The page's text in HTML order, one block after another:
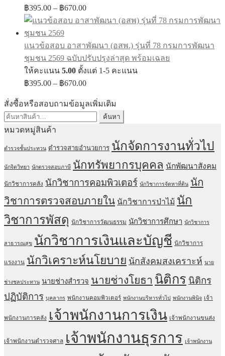
฿395.00 – ฿670.00Price
฿395.00
฿670.00
แนวข้อสอบ อาสาพัฒนา (อสพ.) รุ่นที่ 78 กรมการพัฒนา
ชุมชน 2569 ฉบับปรับปรุงล่าสุด พร้อมเฉลย
ให้คะแนน 5.00 ตั้งแต่ 1-5 คะแนน
฿395.00 – ฿670.00Price
฿395.00
through
฿670.00
สั่งซื้อหรือสอบถามข้อมูลเพิ่มเติม
ค้นหา:
ค้นหา
หมวดหมู่สินค้า
ตำรวจชั้นประทวน ตำรวจสายอำนวยการ นักจัดการงานทั่วไป
นักจิตวิทยา นักตรวจสอบภาษี นักทรัพยากรบุคคล นักพัฒนาสังคม
นักวิชาการคลัง นักวิชาการคอมพิวเตอร์ นักวิชาการจัดหาที่ดิน นัก
วิชาการตรวจสอบภายใน นักวิชาการป่าไม้ นัก
วิชาการพัสดุ นักวิชาการวัฒนธรรม นักวิชาการศึกษา นักวิชาการ
สาธารณสุข นักวิชาการเงินและบัญชี นักวิชาการ
แรงงาน นักวิเคราะห์นโยบาย นักสังคมสงเคราะห์ นาย
ช่างชลประทาน นายช่างสำรวจ นายช่างโยธา นิติกร นิติกร
ปฏิบัติการ บุคลากร พนักงานคอมพิวเตอร์ พนักงานบริหารทั่วไป พนักงานพินิจ เจ้า
พนักงานการคลัง เจ้าพนักงานการเงิน เจ้าพนักงานขนส่ง
เจ้าพนักงานตำรวจศาล เจ้าพนักงานธุรการ เจ้าพนักงาน